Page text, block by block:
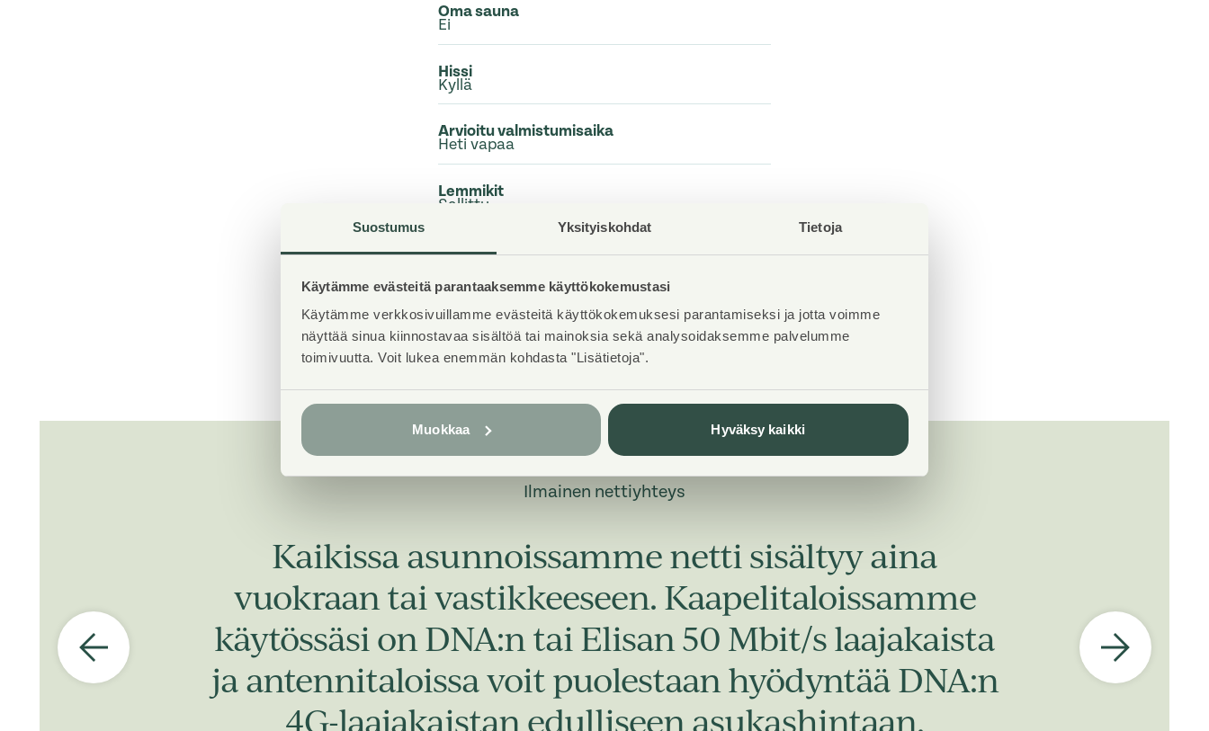
Suostumus Yksityiskohdat Tietoja
Käytämme evästeitä parantaaksemme käyttökokemustasi
Käytämme verkkosivuillamme evästeitä käyttökokemuksesi parantamiseksi ja jotta voimme
näyttää sinua kiinnostavaa sisältöä tai mainoksia sekä analysoidaksemme palvelumme
toimivuutta. Voit lukea enemmän kohdasta "Lisätietoja".
Muokkaa Hyväksy kaikki
Oma sauna
Ei
Hissi
Kyllä
Arvioitu valmistumisaika
Heti vapaa
Lemmikit
Sallittu
Laajakaista
Ilmainen nettiyhteys
Kaikissa asunnoissamme netti sisältyy aina
vuokraan tai vastikkeeseen. Kaapelitaloissamme
käytössäsi on DNA:n tai Elisan 50 Mbit/s laajakaista
ja antennitaloissa voit puolestaan hyödyntää DNA:n
4G-laajakaistan edulliseen asukashintaan.